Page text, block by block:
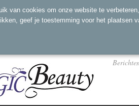
Berichten
van cookies om onze website te
geef je toestemming voor het plaatsen